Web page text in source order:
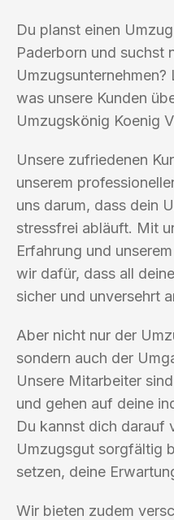
Du planst einen
Paderborn und suchst
Umzugsunternehmen?
was unsere Kunden
Umzugskönig Koenig
Unsere zufriedenen
unserem
uns darum, dass dein
stressfrei abläuft. Mit
Erfahrung und
wir dafür, dass all
sicher und unversehrt
Aber nicht nur der
sondern auch der
Unsere Mitarbeiter
und gehen auf deine
Du kannst dich darauf
Umzugsgut sorgfältig
setzen, deine
Wir bieten zudem